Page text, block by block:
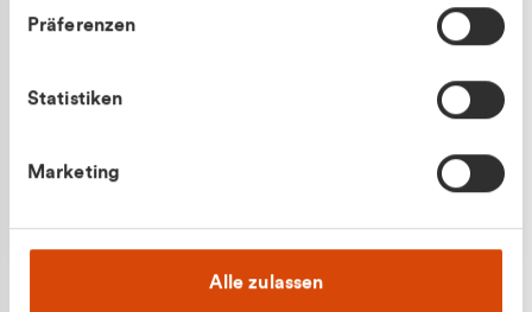
Präferenzen
Statistiken
Marketing
Alle zulassen